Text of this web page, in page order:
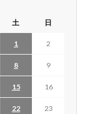
土 日
1 2
8 9
15 16
22 23